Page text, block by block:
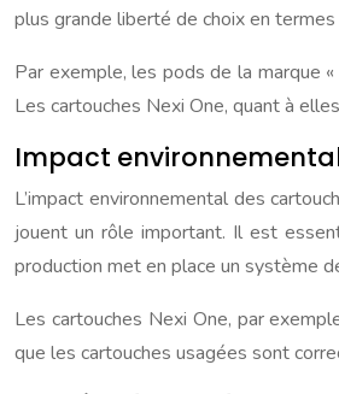
plus grande liberté de choix en
Par exemple, les pods de la marque
Les cartouches Nexi One, quant à
Impact
L’impact environnemental des
jouent un rôle important. Il est
production met en place un système
Les cartouches Nexi One, par
que les cartouches usagées sont